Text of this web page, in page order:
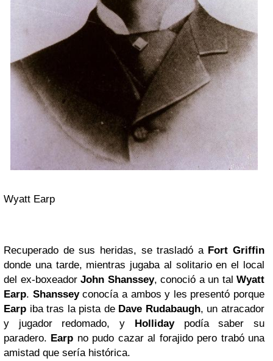
Wyatt Earp
Recuperado de sus heridas, se trasladó a Fort Griffin
donde una tarde, mientras jugaba al solitario en el local
del ex-boxeador John Shanssey, conoció a un tal Wyatt
Earp. Shansseyconocía a ambos y les presentó porque
Earp iba tras la pista de Dave Rudabaugh, un atracador
y jugador redomado, y
Holliday podía saber su
paradero. Earp no pudo cazar al forajido pero trabó una
amistad que sería histórica.